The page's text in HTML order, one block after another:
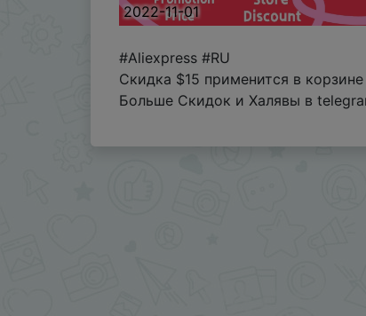
2022-11-01
#Aliexpress #RU
Скидка $15 применится в
Больше Скидок и Халявы в